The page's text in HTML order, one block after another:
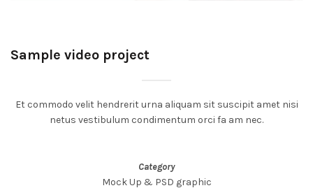
Sample video project
Et commodo velit hendrerit urna aliquam sit suscipit amet nisi
netus vestibulum condimentum orci fa am nec.
Category
Mock Up & PSD graphic